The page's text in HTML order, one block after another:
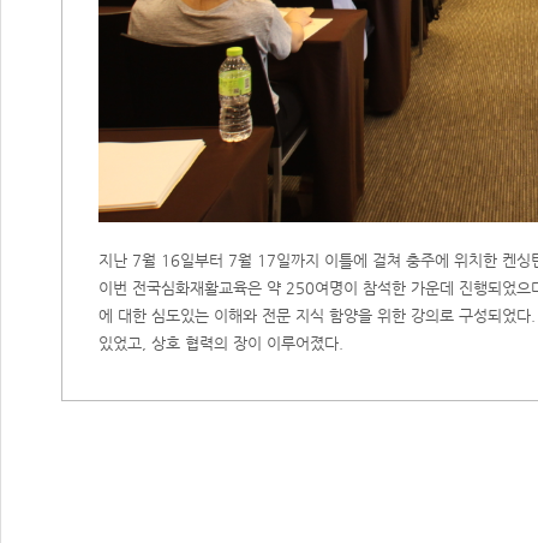
지난 7월 16일부터 7월 17일까지 이틀에 걸쳐 충주에 위치한 켄
이번 전국심화재활교육은 약 250여명이 참석한 가운데 진행되었
에 대한 심도있는 이해와 전문 지식 함양을 위한 강의로 구성되었
있었고, 상호 협력의 장이 이루어졌다.